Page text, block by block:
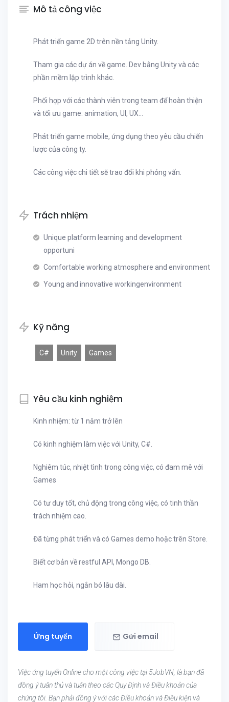
Mô tả công việc
Phát triển game 2D trên nền tảng Unity.
Tham gia các dự án về game. Dev bằng Unity và các
phần mềm lập trình khác.
Phối hợp với các thành viên trong team để hoàn thiện
và tối ưu game: animation, UI, UX...
Phát triển game mobile, ứng dụng theo yêu cầu chiến
lược của công ty.
Các công việc chi tiết sẽ trao đổi khi phỏng vấn.
Trách nhiệm
Unique platform learning and development
opportuni
Comfortable working atmosphere and environment
Young and innovative workingenvironment
Kỹ năng
C# Unity Games
Yêu cầu kinh nghiệm
Kinh nhiệm: từ 1 năm trở lên
Có kinh nghiệm làm việc với Unity, C#.
Nghiêm túc, nhiệt tình trong công việc, có đam mê với
Games
Có tư duy tốt, chủ động trong công việc, có tinh thần
trách nhiệm cao.
Đã từng phát triển và có Games demo hoặc trên Store.
Biết cơ bản về restful API, Mongo DB.
Ham học hỏi, ngắn bó lâu dài.
Ứng tuyển Gửi email
Việc ứng tuyển Online cho một công việc tại 5JobVN, là bạn đã
đồng ý tuân thủ và tuân theo các Quy Định và Điều khoản của
chúng tôi. Bạn phải đồng ý với các Điều khoản và Điều kiện và